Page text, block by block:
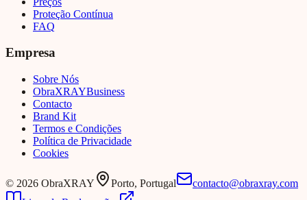
Proteção Contínua
FAQ
Empresa
Sobre Nós
ObraXRAYBusiness
Contacto
Brand Kit
Termos e Condições
Política de Privacidade
Cookies
© 2026 ObraXRAY Porto, Portugal
contacto@obraxray.com